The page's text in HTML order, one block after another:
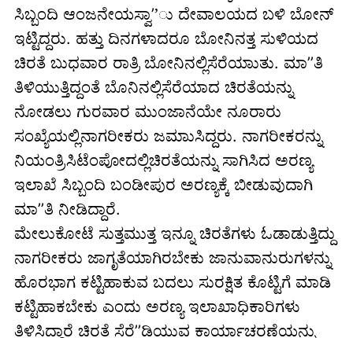
ಸಿಬ್ಬಂದಿ ಆಂಜನೇಯಸ್ವಾ’’ು ದೇವಾಲಯದ ಬಳಿ ಬೋನ್
ಇಟ್ಟಿದ್ದರು. ಹತ್ತು ದಿನಗಳಾದರೂ ಬೋನಿನತ್ತ ಸುಳಿಯದ
ಚಿರತೆ ಬುಧವಾರ ರಾತ್ರಿ ಬೋನಿನಲ್ಲಿಸೆರೆಯಾುತು. ಮಾ’’ತಿ
ತಿಳಿಯುತ್ತಿದ್ದಂತೆ ಬೊನಿನಲ್ಲಿಸೆರೆಯಾದ ಚಿರತೆಯನ್ನು
ನೋಡಲು ಗುರವಾರ ಮುಂಜಾನೆಯೇ ನೂರಾರು
ಸಂಖ್ಯೆಯಲ್ಲಿನಾಗರೀಕರು ಜಮಾುಸಿದ್ದರು. ನಾಗರೀಕರನ್ನು
ನಿಯಂತ್ರಿಸಿಟೆಂಪೋದಲ್ಲಿಚಿರತೆಯನ್ನು ಸಾಗಿಸಿದ ಅರಣ್ಯ
ಇಲಾಖೆ ಸಿಬ್ಬಂದಿ ಬಂಡೀಪುರ ಅರಣ್ಯಕ್ಕೆ ಬೀಡುವುದಾಗಿ
ಮಾ’’ತಿ ನೀಡಿದ್ದಾರೆ.
ಮೇಲುಕೋಟೆ ಸುತ್ತಮುತ್ತ ಇನ್ನೂ ಚಿರತೆಗಳು ಓಡಾಡುತ್ತಿದ್ದು
ನಾಗರೀಕರು ಜಾಗೃತೆಯಾಗಿರಬೇಕು ಜಾನುವಾನುರುಗಳನ್ನು
ಹೊರಭಾಗ ಕಟ್ಟಿಹಾಕುವ ಬದಲು ಸುರಕ್ಷಿತ ಕೊಟ್ಟಿಗೆ ಮಾಡಿ
ಕಟ್ಟಿಹಾಕಬೇಕು ಎಂದು ಅರಣ್ಯ ಇಲಾಖಾಧಿಕಾರಿಗಳು
ತಿಳಿಸಿದ್ದಾರೆ ಚಿರತೆ ಸೆರೆ’’ಡಿಯುವ ಕಾರ್ಯಾಚರಣೆಯನ್ನು